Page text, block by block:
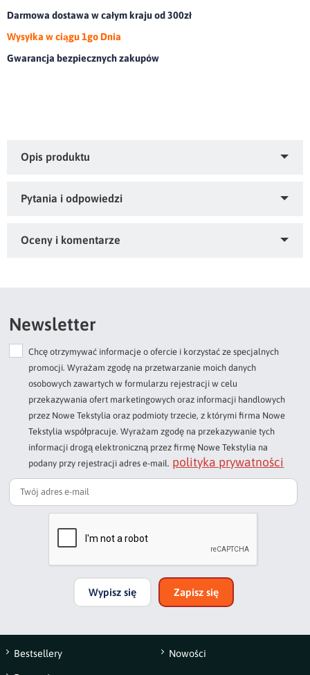
Darmowa dostawa w całym kraju od 300zł
Wysyłka w ciągu 1go Dnia
Gwarancja bezpiecznych zakupów
GSM GSM, Skład: 50% akryl, 50% poliester
Zapytaj o produkt
Dodaj opinię o produkcie
Twoja ocena
Bardzo dobry
Twoja opinia o produkcie
Wyślij opinię
Newsletter
Chcę otrzymywać informacje o ofercie i korzystać ze specjalnych
promocji. Wyrażam zgodę na przetwarzanie moich danych
osobowych zawartych w formularzu rejestracji w celu
przekazywania ofert marketingowych oraz informacji handlowych
przez Nowe Tekstylia oraz podmioty trzecie, z którymi firma Nowe
Tekstylia współpracuje. Wyrażam zgodę na przekazywanie tych
informacji drogą elektroniczną przez firmę Nowe Tekstylia na
podany przy rejestracji adres e-mail. polityka prywatności
Wypisz się Zapisz się
Bestsellery Nowości